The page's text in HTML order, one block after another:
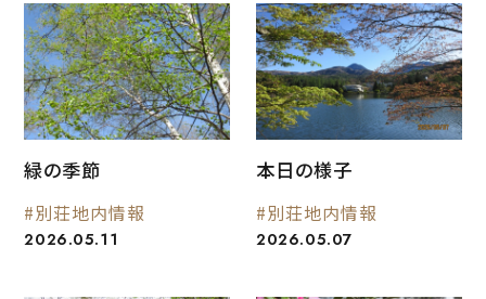
緑の季節
#別荘地内情報
2026.05.11
本日の様子
#別荘地内情報
2026.05.07